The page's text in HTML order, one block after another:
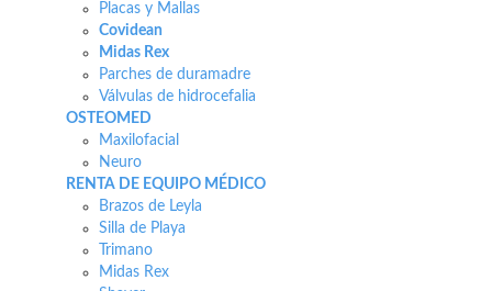
Placas y Mallas
Covidean
Midas Rex
Parches de duramadre
Válvulas de hidrocefalia
OSTEOMED
Maxilofacial
Neuro
RENTA DE EQUIPO MÉDICO
Brazos de Leyla
Silla de Playa
Trimano
Midas Rex